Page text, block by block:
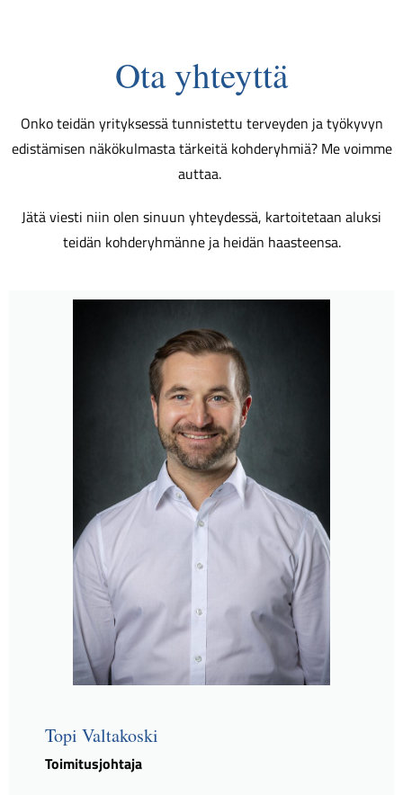
Ota yhteyttä
Onko teidän yrityksessä tunnistettu terveyden ja työkyvyn
edistämisen näkökulmasta tärkeitä kohderyhmiä? Me voimme
auttaa.
Jätä viesti niin olen sinuun yhteydessä, kartoitetaan aluksi
teidän kohderyhmänne ja heidän haasteensa.
Topi Valtakoski
Toimitusjohtaja